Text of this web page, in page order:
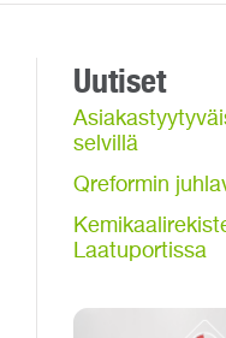
Uutiset
selvillä
Qreformin
Laatuportissa